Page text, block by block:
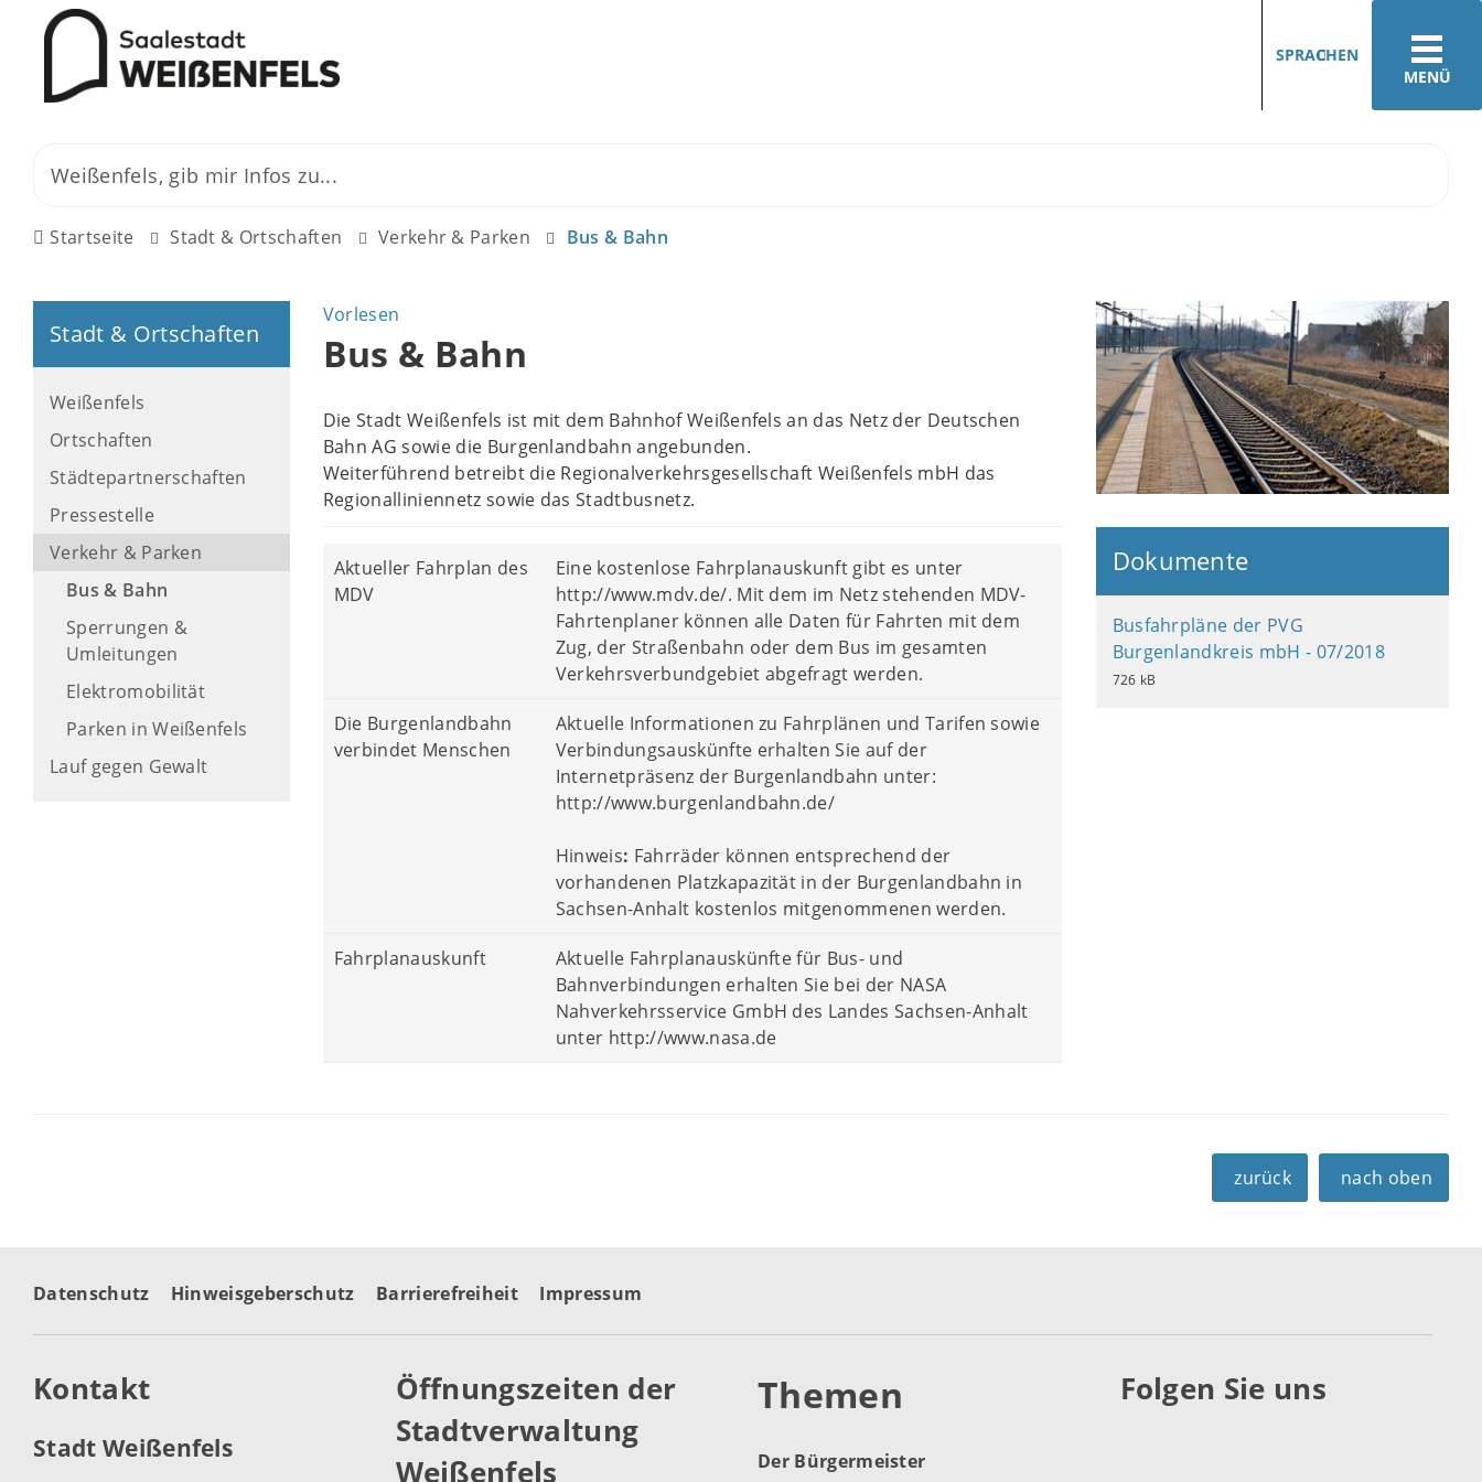
MENÜ
SPRACHEN
Startseite Stadt & Ortschaften Verkehr & Parken Bus & Bahn
Stadt & Ortschaften
Weißenfels
Ortschaften
Städtepartnerschaften
Pressestelle
Verkehr & Parken
Bus & Bahn
Sperrungen &
Umleitungen
Elektromobilität
Parken in Weißenfels
Lauf gegen Gewalt
Vorlesen
Bus & Bahn
Die Stadt Weißenfels ist mit dem Bahnhof Weißenfels an das Netz der Deutschen
Bahn AG sowie die Burgenlandbahn angebunden.
Weiterführend betreibt die Regionalverkehrsgesellschaft Weißenfels mbH das
Regionalliniennetz sowie das Stadtbusnetz.
Aktueller Fahrplan des
MDV
Eine kostenlose Fahrplanauskunft gibt es unter
http://www.mdv.de/. Mit dem im Netz stehenden MDV-
Fahrtenplaner können alle Daten für Fahrten mit dem
Zug, der Straßenbahn oder dem Bus im gesamten
Verkehrsverbundgebiet abgefragt werden.
Die Burgenlandbahn
verbindet Menschen
Aktuelle Informationen zu Fahrplänen und Tarifen sowie
Verbindungsauskünfte erhalten Sie auf der
Internetpräsenz der Burgenlandbahn unter:
http://www.burgenlandbahn.de/
Hinweis: Fahrräder können entsprechend der
vorhandenen Platzkapazität in der Burgenlandbahn in
Sachsen-Anhalt kostenlos mitgenommenen werden.
Fahrplanauskunft
Aktuelle Fahrplanauskünfte für Bus- und
Bahnverbindungen erhalten Sie bei der NASA
Nahverkehrsservice GmbH des Landes Sachsen-Anhalt
unter http://www.nasa.de
Dokumente
Busfahrpläne der PVG
Burgenlandkreis mbH - 07/2018
726 kB
zurück nach oben
Datenschutz Hinweisgeberschutz Barrierefreiheit Impressum
Kontakt
Stadt Weißenfels
Öffnungszeiten der
Stadtverwaltung
Weißenfels
Themen
Der Bürgermeister
Folgen Sie uns